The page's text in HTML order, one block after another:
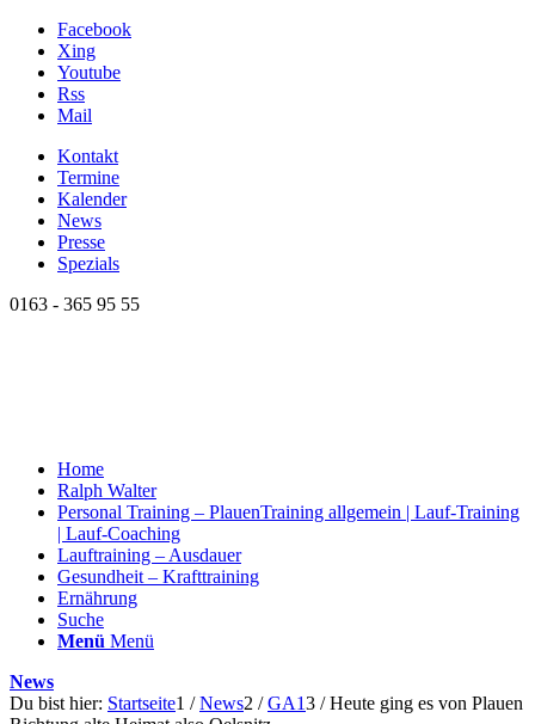
Facebook
Xing
Youtube
Rss
Mail
Kontakt
Termine
Kalender
News
Presse
Spezials
0163 - 365 95 55
Home
Ralph Walter
Personal Training – PlauenTraining allgemein | Lauf-Training
| Lauf-Coaching
Lauftraining – Ausdauer
Gesundheit – Krafttraining
Ernährung
Suche
Menü Menü
News
Du bist hier: Startseite1 / News2 / GA13 / Heute ging es von Plauen